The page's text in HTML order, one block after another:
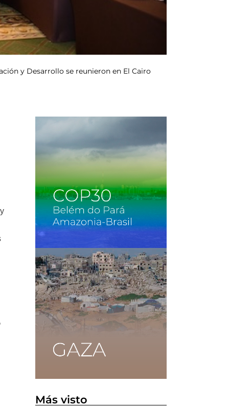
y Desarrollo se reunieron en El Cairo
Más visto